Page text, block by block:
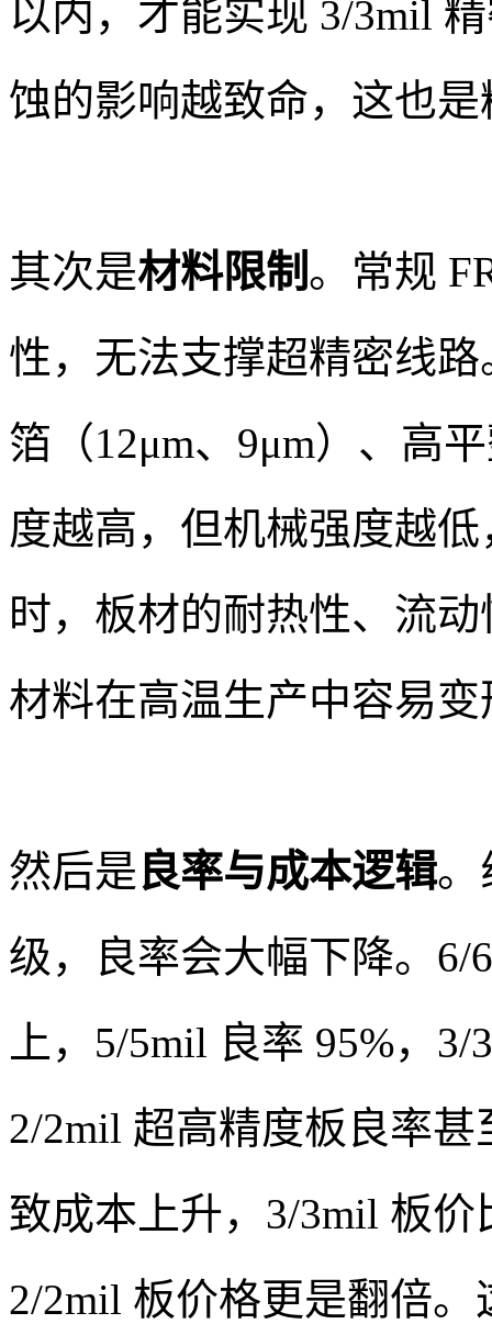
以内，才能实现 3/3mil
蚀的影响越致命，这也
其次是材料限制 。常规
性，无法支撑超精密线
箔（12μm、9μm）、高
度越高，但机械强度越
时，板材的耐热性、流
材料在高温生产中容易
然后是良率与成本逻辑。
级，良率会大幅下降。6/
上，5/5mil 良率 95%，
2/2mil 超高精度板良率
致成本上升，3/3mil 板价
2/2mil 板价格更是翻倍